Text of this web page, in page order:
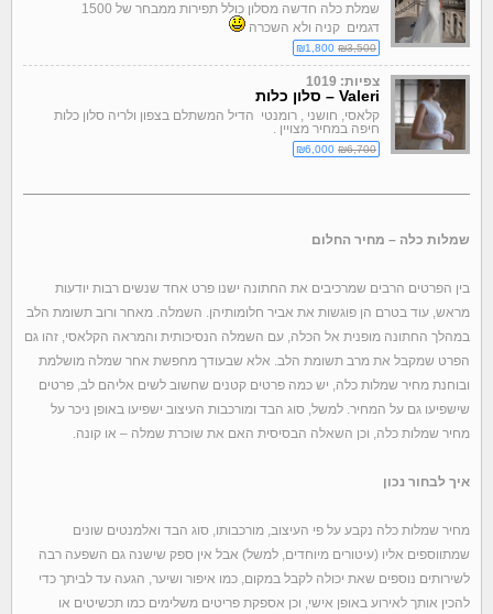
שמלת כלה חדשה מסלון כולל תפירות ממבחר של 1500
דגמים קניה ולא השכרה
₪3,500
צפיות: 1019
Valeri – סלון כלות
קלאסי, חושני , רומנטי הדיל המשתלם בצפון ולריה סלון כלות
חיפה במחיר מצויין .
₪6,700
שמלות כלה – מחיר החלום
בין הפרטים הרבים שמרכיבים את החתונה ישנו פרט אחד שנשים רבות יודעות
מראש, עוד בטרם הן פוגשות את אביר חלומותיהן. השמלה. מאחר ורוב תשומת הלב
במהלך החתונה מופנית אל הכלה, עם השמלה הנסיכותית והמראה הקלאסי, זהו גם
הפרט שמקבל את מרב תשומת הלב. אלא שבעודך מחפשת אחר שמלה מושלמת
ובוחנת מחיר שמלות כלה, יש כמה פרטים קטנים שחשוב לשים אליהם לב, פרטים
שישפיעו גם על המחיר. למשל, סוג הבד ומורכבות העיצוב ישפיעו באופן ניכר על
מחיר שמלות כלה, וכן השאלה הבסיסית האם את שוכרת שמלה – או קונה.
איך לבחור נכון
מחיר שמלות כלה נקבע על פי העיצוב, מורכבותו, סוג הבד ואלמנטים שונים
שמתווספים אליו (עיטורים מיוחדים, למשל) אבל אין ספק שישנה גם השפעה רבה
לשירותים נוספים שאת יכולה לקבל במקום, כמו איפור ושיער, הגעה עד לביתך כדי
להכין אותך לאירוע באופן אישי, וכן אספקת פריטים משלימים כמו תכשיטים או